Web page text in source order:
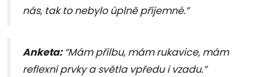
nás, tak to nebylo úplně příjemné.”
Anketa:“Mám přilbu, mám rukavice, mám
reflexní prvky a světla vpředu i vzadu.”